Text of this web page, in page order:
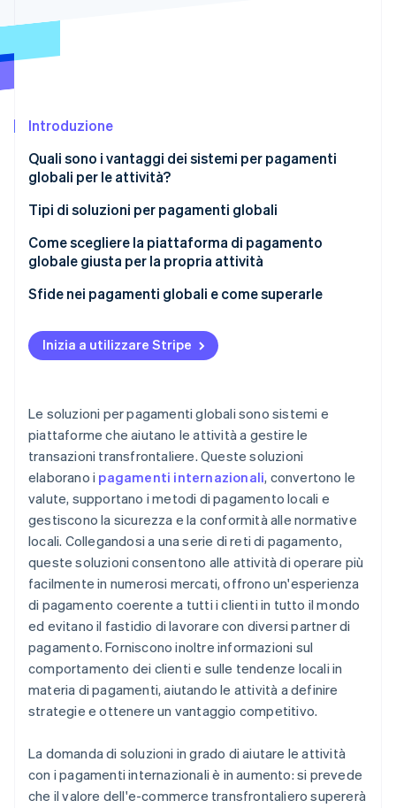
Prevenzione delle frodi
Climate
Identity
Verifica online dell'identità
Stripe Sessions 2026
Scopri come Stripe sta costruendo l'infrastruttura
Introduzione
Quali sono i vantaggi dei sistemi per pagamenti
globali per le attività?
Tipi di soluzioni per pagamenti globali
Come scegliere la piattaforma di pagamento
globale giusta per la propria attività
Sfide nei pagamenti globali e come superarle
Conformità normativa
Gestione multivaluta
Esperienza del cliente
Sfide operative
Tariffe transfrontaliere
Inizia a utilizzare Stripe
Le soluzioni per pagamenti globali sono sistemi e
piattaforme che aiutano le attività a gestire le
transazioni transfrontaliere. Queste soluzioni
elaborano i pagamenti internazionali, convertono le
valute, supportano i metodi di pagamento locali e
gestiscono la sicurezza e la conformità alle normative
locali. Collegandosi a una serie di reti di pagamento,
queste soluzioni consentono alle attività di operare più
facilmente in numerosi mercati, offrono un'esperienza
di pagamento coerente a tutti i clienti in tutto il mondo
ed evitano il fastidio di lavorare con diversi partner di
pagamento. Forniscono inoltre informazioni sul
comportamento dei clienti e sulle tendenze locali in
materia di pagamenti, aiutando le attività a definire
strategie e ottenere un vantaggio competitivo.
La domanda di soluzioni in grado di aiutare le attività
con i pagamenti internazionali è in aumento: si prevede
che il valore dell'e-commerce transfrontaliero supererà